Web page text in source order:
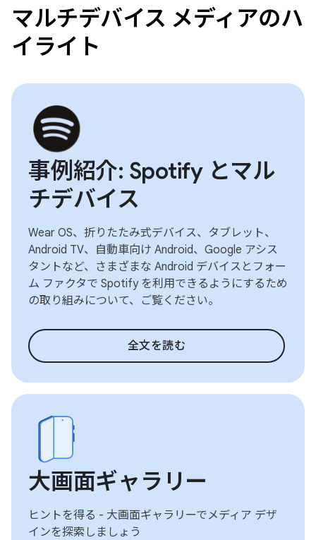
マルチデバイス メディアのハ
イライト
事例紹介: Spotify とマル
チデバイス
Wear OS、折りたたみ式デバイス、タブレット、
Android TV、自動車向け Android、Google アシス
タントなど、さまざまな Android デバイスとフォー
ム ファクタで Spotify を利用できるようにするため
の取り組みについて、ご覧ください。
全文を読む
大画面ギャラリー
ヒントを得る - 大画面ギャラリーでメディア デザ
インを探索しましょう